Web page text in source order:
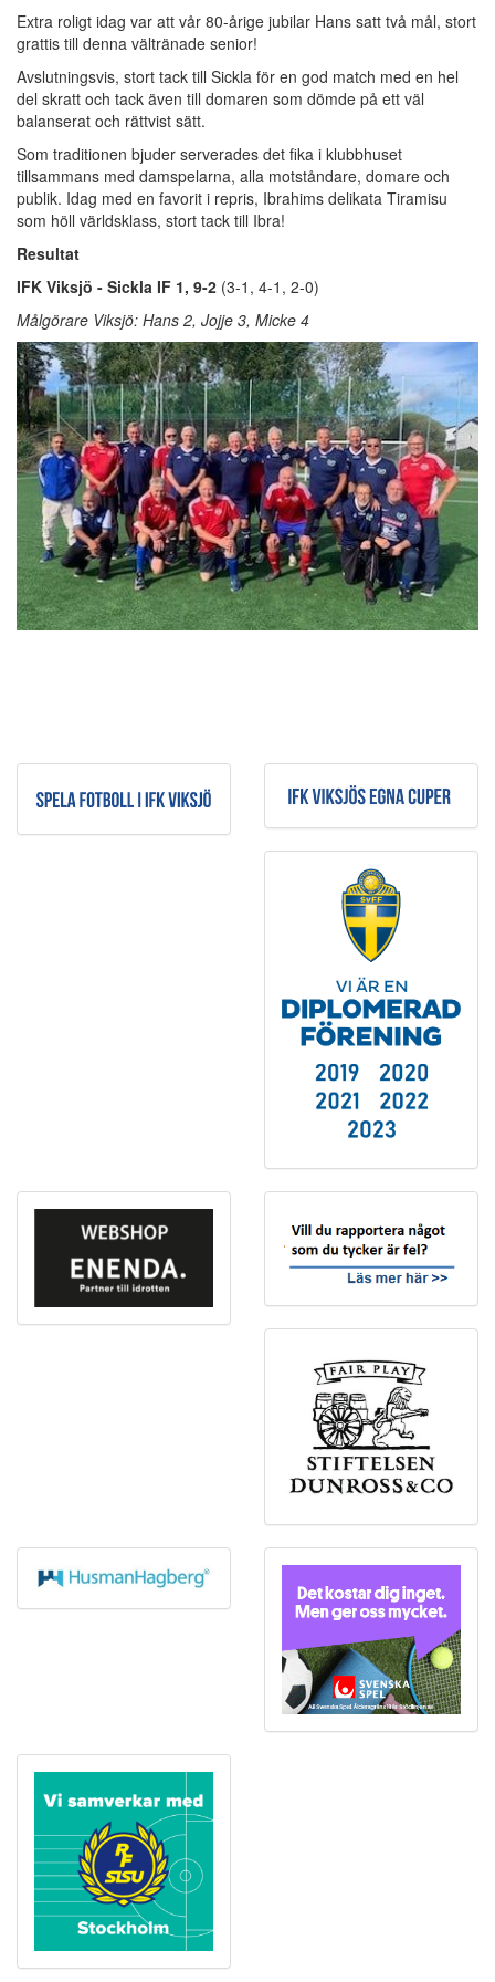
Extra roligt idag var att vår 80-årige jubilar Hans satt två mål, stort
grattis till denna vältränade senior!
Avslutningsvis, stort tack till Sickla för en god match med en hel
del skratt och tack även till domaren som dömde på ett väl
balanserat och rättvist sätt.
Som traditionen bjuder serverades det fika i klubbhuset
tillsammans med damspelarna, alla motståndare, domare och
publik. Idag med en favorit i repris, Ibrahims delikata Tiramisu
som höll världsklass, stort tack till Ibra!
Resultat
IFK Viksjö - Sickla IF 1, 9-2 (3-1, 4-1, 2-0)
Målgörare Viksjö: Hans 2, Jojje 3, Micke 4